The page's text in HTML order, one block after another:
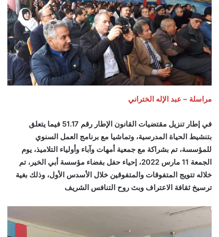
مراسلة – عبد الإله الختراني
في إطار تنزيل مقتضيات القانون الإطار رقم 51.17 فيما يتعلق
بتنشيط الحياة المدرسية، وتماشيا مع برنامج العمل السنوي
للمؤسسة، تم بشراكة مع جمعية أمهات وآباء وأولياء التلاميذ، يوم
الجمعة 11 مارس 2022، إحياء حفل بفضاء مؤسسة أبي الخير، تم
خلاله تتويج المتفوقات والمتفوقين خلال الأسدس الأول، وذلك بغية
ترسيخ ثقافة الاعتراف وبث روح التنافس الشريف